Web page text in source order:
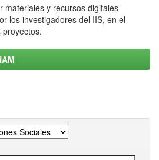
materiales y recursos digitales
los investigadores del IIS, en el